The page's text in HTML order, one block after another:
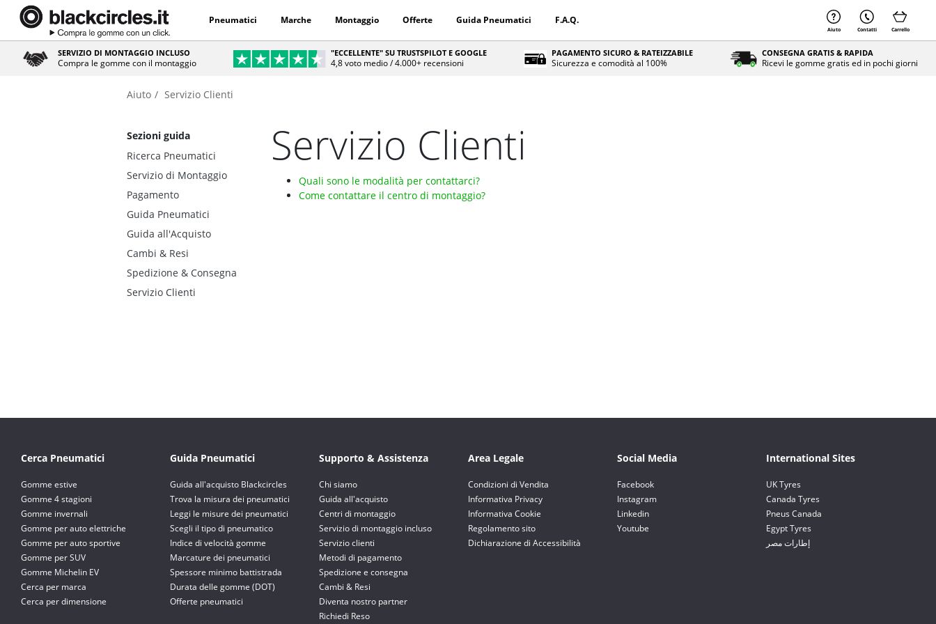
Pneumatici Marche Montaggio Offerte Guida Pneumatici F.A.Q.
Aiuto Contatti Carrello
SERVIZIO DI MONTAGGIO INCLUSO
Compra le gomme con il montaggio
"ECCELLENTE" SU TRUSTSPILOT E GOOGLE
4,8 voto medio / 4.000+ recensioni
PAGAMENTO SICURO & RATEIZZABILE
Sicurezza e comodità al 100%
CONSEGNA GRATIS & RAPIDA
Ricevi le gomme gratis ed in pochi giorni
Aiuto Servizio Clienti
Sezioni guida
Ricerca Pneumatici
Servizio di Montaggio
Pagamento
Guida Pneumatici
Guida all'Acquisto
Cambi & Resi
Spedizione & Consegna
Servizio Clienti
Servizio Clienti
Quali sono le modalità per contattarci?
Come contattare il centro di montaggio?
Cerca Pneumatici
Gomme estive
Gomme 4 stagioni
Gomme invernali
Gomme per auto elettriche
Gomme per auto sportive
Gomme per SUV
Gomme Michelin EV
Cerca per marca
Cerca per dimensione
Guida Pneumatici
Guida all'acquisto Blackcircles
Trova la misura dei pneumatici
Leggi le misure dei pneumatici
Scegli il tipo di pneumatico
Indice di velocità gomme
Marcature dei pneumatici
Spessore minimo battistrada
Durata delle gomme (DOT)
Offerte pneumatici
Supporto & Assistenza
Chi siamo
Guida all'acquisto
Centri di montaggio
Servizio di montaggio incluso
Servizio clienti
Metodi di pagamento
Spedizione e consegna
Cambi & Resi
Diventa nostro partner
Richiedi Reso
Area Legale
Condizioni di Vendita
Informativa Privacy
Informativa Cookie
Regolamento sito
Dichiarazione di Accessibilità
Social Media
Facebook
Instagram
Linkedin
Youtube
International Sites
UK Tyres
Canada Tyres
Pneus Canada
Egypt Tyres
إطارات مصر